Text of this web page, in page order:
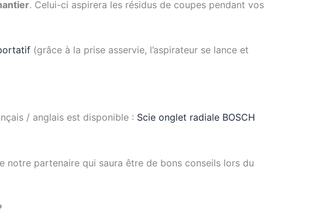
. Celui-ci aspirera les résidus de coupes pendant vos
(grâce à la prise asservie, l’aspirateur se lance et
/ anglais est disponible : Scie onglet radiale BOSCH
notre partenaire qui saura être de bons conseils lors du